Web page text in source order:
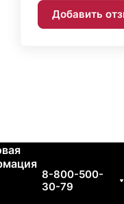
Добавить
8-800-500-
30-79